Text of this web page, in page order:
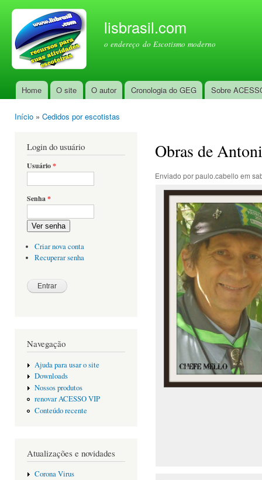
lisbrasil.com
o endereço do Escotismo moderno
Menu principal
Home O site O autor Cronologia do GEG Sobre
Início » Cedidos por escotistas
Login do usuário
Usuário*
Senha*
Ver senha
Criar nova conta
Recuperar senha
Navegação
Ajuda para usar o site
Downloads
Nossos produtos
renovar ACESSO VIP
Conteúdo recente
Atualizações e novidades
Corona Virus
Obras de
Enviado porpaulo.cabello em